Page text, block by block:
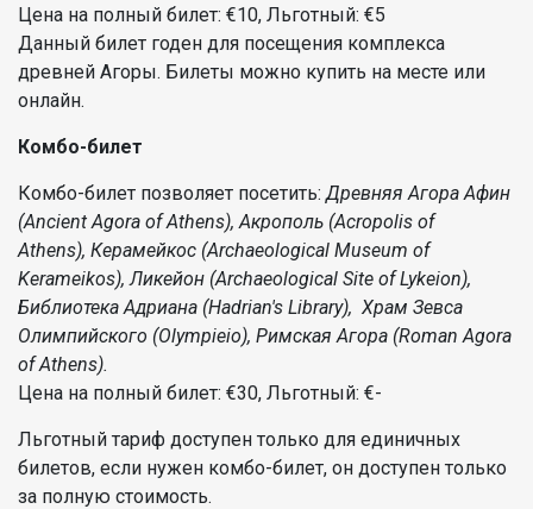
Цена на полный билет: €10, Льготный: €5
Данный билет годен для посещения комплекса
древней Агоры. Билеты можно купить на месте или
онлайн.
Комбо-билет
Комбо-билет позволяет посетить: Древняя Агора Афин
(Ancient Agora of Athens), Акрополь (Acropolis of
Athens), Керамейкос (Archaeological Museum of
Kerameikos), Ликейон (Archaeological Site of Lykeion),
Библиотека Адриана (Hadrian's Library), Храм Зевса
Олимпийского (Olympieio), Римская Агора (Roman Agora
of Athens).
Цена на полный билет: €30, Льготный: €-
Льготный тариф доступен только для единичных
билетов, если нужен комбо-билет, он доступен только
за полную стоимость.